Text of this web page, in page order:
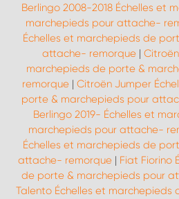
Berlingo 2008-2018 Échelles et
marchepieds pour attache-
Échelles et marchepieds de
attache- remorque|
marchepieds de porte &
remorque | Citroën Jumper
porte & marchepieds pour
Berlingo 2019- Échelles et
marchepieds pour attache-
Échelles et marchepieds de
attache- remorque| Fiat Fiorino
de porte & marchepieds pour
Talento Échelles et marchepieds